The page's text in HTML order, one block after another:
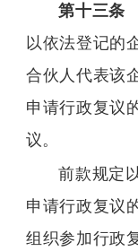
第十三条
以依法登记的
合伙人代表该
申请行政复议
议。
前款规定
申请行政复议
组织参加行政